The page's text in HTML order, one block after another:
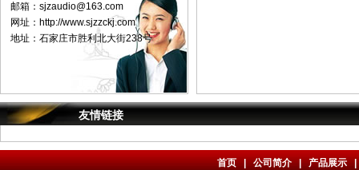
邮箱： sjzaudio@163.com
网址：http://www.sjzzckj.com
地址：石家庄市胜利北大街238号
友情链接
首页|公司简介|产品展示